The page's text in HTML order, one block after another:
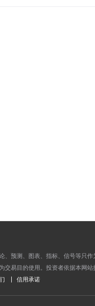
2017-07-04
2017-07-01
2017-06-30
、预测、图表、指标、信号等只
交易目的使用。投资者依据本网
信用承诺